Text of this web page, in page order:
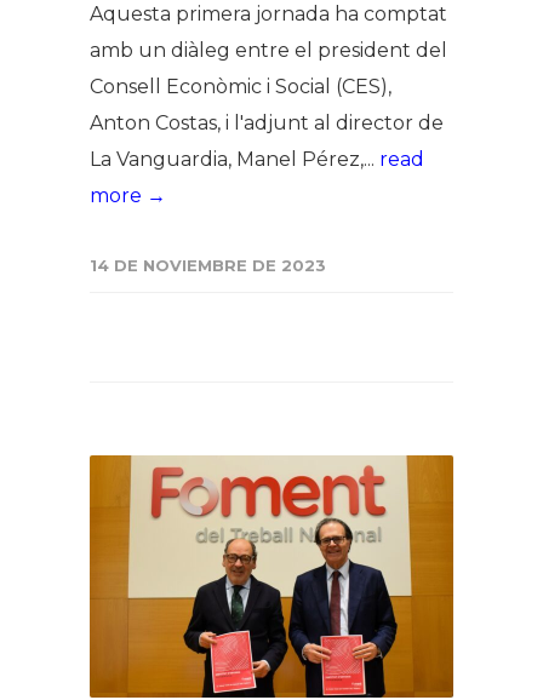
Aquesta primera jornada ha comptat
amb un diàleg entre el president del
Consell Econòmic i Social (CES),
Anton Costas, i l'adjunt al director de
La Vanguardia, Manel Pérez,... read
more →
14 DE NOVIEMBRE DE 2023